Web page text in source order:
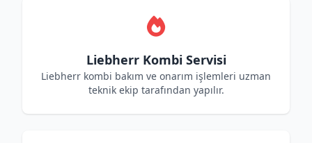
Liebherr Kombi Servisi
Liebherr kombi bakım ve onarım işlemleri uzman
teknik ekip tarafından yapılır.